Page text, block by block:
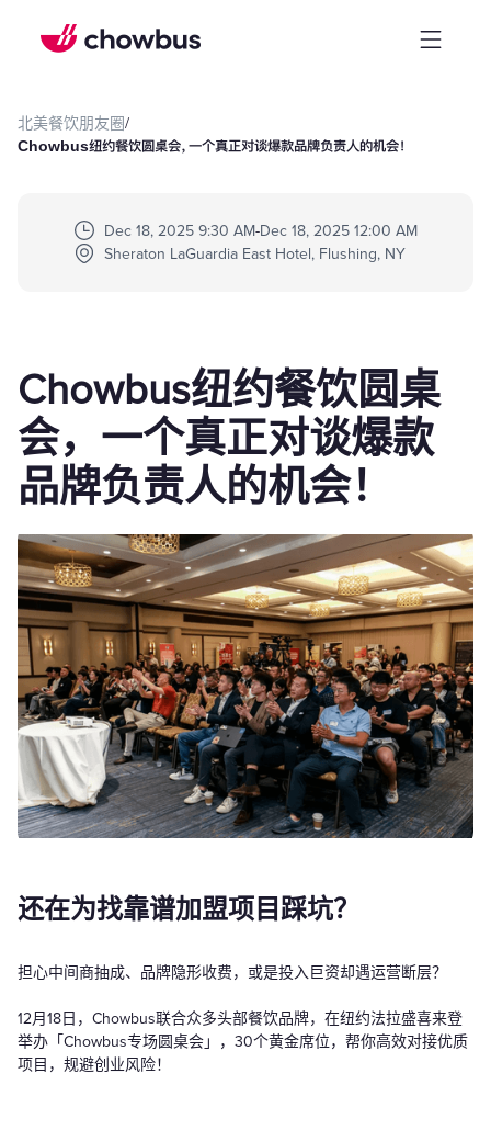
北美餐饮朋友圈/
Chowbus纽约餐饮圆桌会，一个真正对谈爆款品牌负责人的机会！
Dec 18, 2025 9:30 AM-Dec 18, 2025 12:00 AM
Sheraton LaGuardia East Hotel, Flushing, NY
Chowbus纽约餐饮圆桌
会，一个真正对谈爆款
品牌负责人的机会！
还在为找靠谱加盟项目踩坑？
担心中间商抽成、品牌隐形收费，或是投入巨资却遇运营断层？
12月18日，Chowbus联合众多头部餐饮品牌，在纽约法拉盛喜来登
举办「Chowbus专场圆桌会」，30个黄金席位，帮你高效对接优质
项目，规避创业风险！